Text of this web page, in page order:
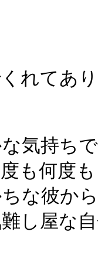
くれてあ
気持ち
も何度
な彼か
し屋な